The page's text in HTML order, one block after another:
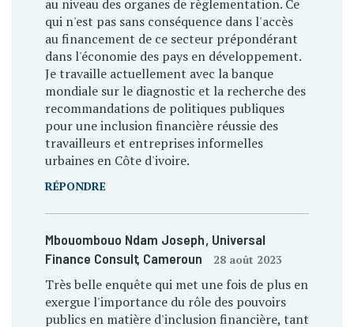
au niveau des organes de règlementation. Ce
qui n'est pas sans conséquence dans l'accès
au financement de ce secteur prépondérant
dans l'économie des pays en développement.
Je travaille actuellement avec la banque
mondiale sur le diagnostic et la recherche des
recommandations de politiques publiques
pour une inclusion financière réussie des
travailleurs et entreprises informelles
urbaines en Côte d'ivoire.
RÉPONDRE
Mbouombouo Ndam Joseph, Universal
Finance Consult, Cameroun 28 août 2023
Très belle enquête qui met une fois de plus en
exergue l'importance du rôle des pouvoirs
publics en matière d'inclusion financière, tant